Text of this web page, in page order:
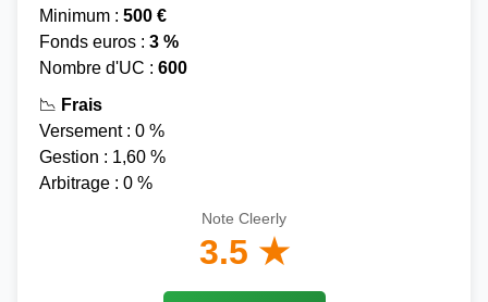
Minimum : 500 €
Fonds euros : 3 %
Nombre d'UC : 600
📉 Frais
Versement : 0 %
Gestion : 1,60 %
Arbitrage : 0 %
Note Cleerly
3.5 ★